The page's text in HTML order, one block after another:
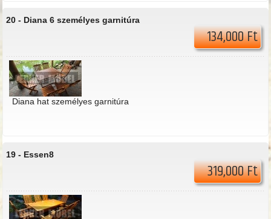
20 - Diana 6 személyes garnitúra
134,000 Ft
Diana hat személyes garnitúra
19 - Essen8
319,000 Ft